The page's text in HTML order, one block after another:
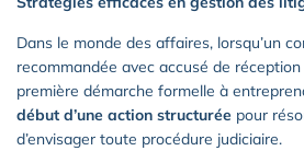
Dans le monde des affaires, lorsqu’un
recommandée avec accusé de
première démarche formelle à
début d’une action structurée pour
d’envisager toute procédure judiciaire.